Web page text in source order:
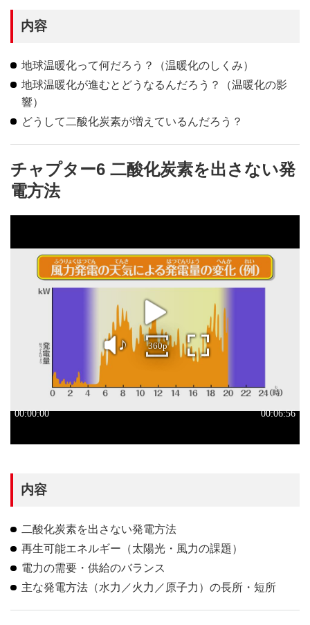
内容
地球温暖化って何だろう？（温暖化のしくみ）
地球温暖化が進むとどうなるんだろう？（温暖化の影
響）
どうして二酸化炭素が増えているんだろう？
チャプター6 二酸化炭素を出さない発
電方法
内容
二酸化炭素を出さない発電方法
再生可能エネルギー（太陽光・風力の課題）
電力の需要・供給のバランス
主な発電方法（水力／火力／原子力）の長所・短所